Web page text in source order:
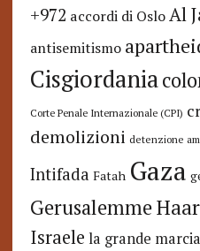
+972 accordi di Oslo Al
antisemitismo
Cisgiordania
Corte Penale Internazionale (CPI)
demolizioni detenzione
Intifada Fatah Gaza
Gerusalemme
Israele la grande